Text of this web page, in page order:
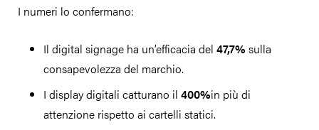
I numeri lo confermano:
Il digital signage ha un’efficacia del 47,7% sulla
consapevolezza del marchio.
I display digitali catturano il 400%in più di
attenzione rispetto ai cartelli statici.